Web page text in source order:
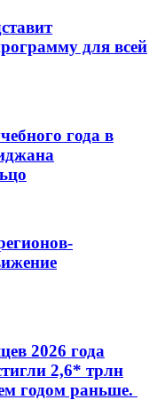
для всей
года в
2026 года
2,6* трлн
годом раньше.